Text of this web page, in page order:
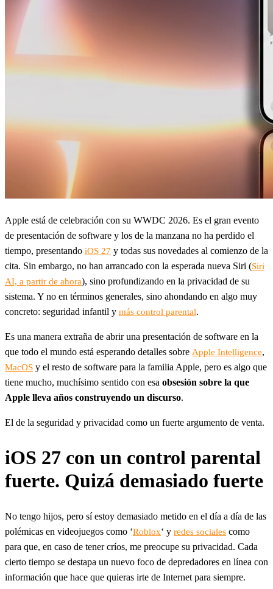
Apple está de celebración con su WWDC 2026. Es el gran evento
de presentación de software y los de la manzana no ha perdido el
tiempo, presentando iOS 27 y todas sus novedades al comienzo de la
cita. Sin embargo, no han arrancado con la esperada nueva Siri (Siri
AI, a partir de ahora), sino profundizando en la privacidad de su
sistema. Y no en términos generales, sino ahondando en algo muy
concreto: seguridad infantil y más control parental.
Es una manera extraña de abrir una presentación de software en la
que todo el mundo está esperando detalles sobre Apple Intelligence,
MacOS y el resto de software para la familia Apple, pero es algo que
tiene mucho, muchísimo sentido con esa obsesión sobre la que
Apple lleva años construyendo un discurso.
El de la seguridad y privacidad como un fuerte argumento de venta.
iOS 27 con un control parental
fuerte. Quizá demasiado fuerte
No tengo hijos, pero sí estoy demasiado metido en el día a día de las
polémicas en videojuegos como ‘Roblox‘ y redes sociales como
para que, en caso de tener críos, me preocupe su privacidad. Cada
cierto tiempo se destapa un nuevo foco de depredadores en línea con
información que hace que quieras irte de Internet para siempre.